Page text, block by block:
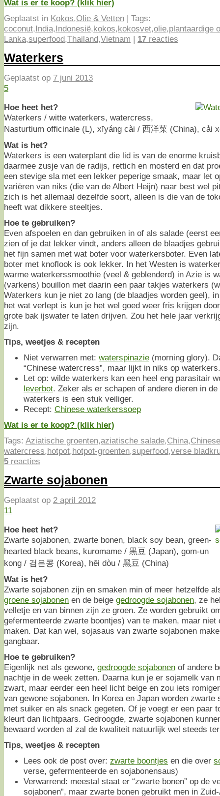
Wat is er te koop? (klik hier)
Geplaatst in Kokos,Olie & Vetten | Tags:
coconut,India,Indonesië,kokos,kokosvet,olie,plantaardige
Lanka,superfood,Thailand,Vietnam | 17 reacties
Waterkers
Geplaatst op 7 juni 2013
5
Hoe heet het?
Waterkers / witte waterkers, watercress,
Nasturtium officinale (L), xīyáng cài / 西洋菜 (China), cải
Wat is het?
Waterkers is een waterplant die lid is van de enorme
daarmee zusje van de radijs, rettich en mosterd en dat
een stevige sla met een lekker peperige smaak, maar let
variëren van niks (die van de Albert Heijn) naar best wel
zich is het allemaal dezelfde soort, alleen is die van de
heeft wat dikkere steeltjes.
Hoe te gebruiken?
Even afspoelen en dan gebruiken in of als salade (eerst
zien of je dat lekker vindt, anders alleen de blaadjes
het fijn samen met wat boter voor waterkersboter. Even
boter met knoflook is ook lekker. In het Westen is
warme waterkerssmoothie (veel & geblenderd) in Azie is
(varkens) bouillon met daarin een paar takjes waterkers
Waterkers kun je niet zo lang (de blaadjes worden geel),
het wat verlept is kun je het wel goed weer fris krijgen
grote bak ijswater te laten drijven. Zou het hele jaar
zijn.
Tips, weetjes & recepten
Niet verwarren met: waterspinazie (morning glory).
“Chinese watercress”, maar lijkt in niks op waterkers.
Let op: wilde waterkers kan een heel eng parasitair
leverbot. Zeker als er schapen of andere dieren in
waterkers is een stuk veiliger.
Recept: Chinese waterkerssoep
Wat is er te koop? (klik hier)
Tags: Aziatische groenten,aziatische salade,China,
watercress,hotpot,hotpot-groenten,superfood,verse
5 reacties
Zwarte sojabonen
Geplaatst op 2 april 2012
11
Hoe heet het?
Zwarte sojabonen, zwarte bonen, black soy bean, green-
hearted black beans, kuromame / 黒豆 (Japan), gom-un
kong / 검은콩 (Korea), hēi dòu / 黑豆 (China)
Wat is het?
Zwarte sojabonen zijn en smaken min of meer hetzelfde
groene sojabonen en de beige gedroogde sojabonen, ze
velletje en van binnen zijn ze groen. Ze worden gebruikt
gefermenteerde zwarte boontjes) van te maken, maar niet
maken. Dat kan wel, sojasaus van zwarte sojabonen
gangbaar.
Hoe te gebruiken?
Eigenlijk net als gewone, gedroogde sojabonen of andere
nachtje in de week zetten. Daarna kun je er sojamelk van
zwart, maar eerder een heel licht beige en zou iets
van gewone sojabonen. In Korea en Japan worden zwarte
met suiker en als snack gegeten. Of je voegt er een paar
kleurt dan lichtpaars. Gedroogde, zwarte sojabonen
bewaard worden al zal de kwaliteit natuurlijk wel steeds
Tips, weetjes & recepten
Lees ook de post over: zwarte boontjes en die over
verse, gefermenteerde en sojabonensaus)
Verwarrend: meestal staat er “zwarte bonen” op de
sojabonen”, maar zwarte bonen gebruikt men in